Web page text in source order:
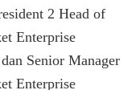
2 Head of
Enterprise
Senior Manager
Enterprise